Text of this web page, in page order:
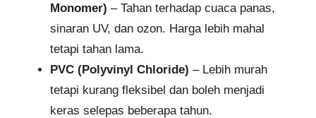
Monomer) – Tahan terhadap cuaca panas,
sinaran UV, dan ozon. Harga lebih mahal
tetapi tahan lama.
PVC (Polyvinyl Chloride) – Lebih murah
tetapi kurang fleksibel dan boleh menjadi
keras selepas beberapa tahun.